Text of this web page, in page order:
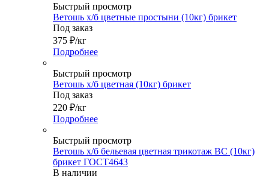
Быстрый просмотр
Ветошь х/б цветные простыни (10кг) брикет
Под заказ
375 ₽/кг
Подробнее
Быстрый просмотр
Ветошь х/б цветная (10кг) брикет
Под заказ
220 ₽/кг
Подробнее
Быстрый просмотр
Ветошь х/б бельевая цветная трикотаж ВС (10кг)
брикет ГОСТ4643
В наличии